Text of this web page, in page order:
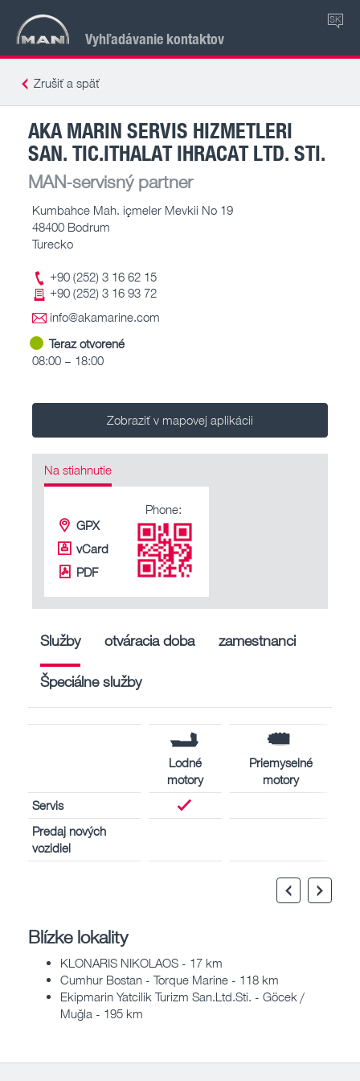
Vyhľadávanie kontaktov
SK
Zrušiť a späť
AKA MARIN SERVIS HIZMETLERI
SAN. TIC.ITHALAT IHRACAT LTD. STI.
MAN-servisný partner
Kumbahce Mah. içmeler Mevkii No 19
48400 Bodrum
Turecko
+90 (252) 3 16 62 15
+90 (252) 3 16 93 72
info@akamarine.com
Teraz otvorené
08:00 – 18:00
Zobraziť v mapovej aplikácii
Na stiahnutie
GPX
vCard
PDF
Phone:
Služby otváracia doba zamestnanci
Špeciálne služby
Lodné
motory
Priemyselné
motory
Servis
Predaj nových
vozidiel
Blízke lokality
KLONARIS NIKOLAOS - 17 km
Cumhur Bostan - Torque Marine - 118 km
Ekipmarin Yatcilik Turizm San.Ltd.Sti. - Göcek /
Muğla - 195 km